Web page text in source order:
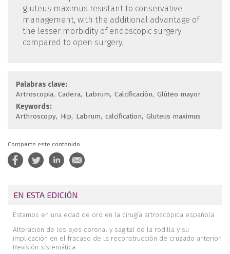
gluteus maximus resistant to conservative
management, with the additional advantage of
the lesser morbidity of endoscopic surgery
compared to open surgery.
Palabras clave:
Artroscopia Cadera Labrum Calcificación Glúteo mayor
Keywords:
Arthroscopy Hip Labrum calcification Gluteus maximus
Comparte este contenido
EN ESTA EDICIÓN
Estamos en una edad de oro en la cirugía artroscópica española
Alteración de los ejes coronal y sagital de la rodilla y su
implicación en el fracaso de la reconstrucción de cruzado anterior.
Revisión sistemática